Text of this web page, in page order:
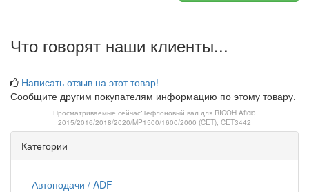
Что говорят наши клиенты...
Написать отзыв на этот товар!
Сообщите другим покупателям информацию по этому товару.
Просматриваемые сейчас:Тефлоновый вал для RICOH Aficio
2015/2016/2018/2020/MP1500/1600/2000 (CET), CET3442
Категории
Автоподачи / ADF